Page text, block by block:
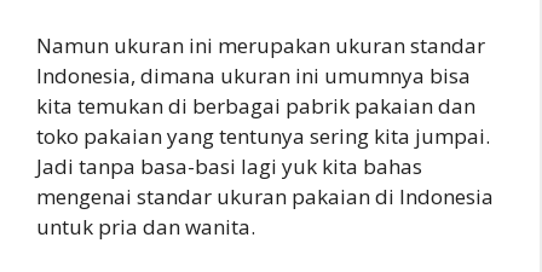
Namun ukuran ini merupakan ukuran standar
Indonesia, dimana ukuran ini umumnya bisa
kita temukan di berbagai pabrik pakaian dan
toko pakaian yang tentunya sering kita jumpai.
Jadi tanpa basa-basi lagi yuk kita bahas
mengenai standar ukuran pakaian di Indonesia
untuk pria dan wanita.